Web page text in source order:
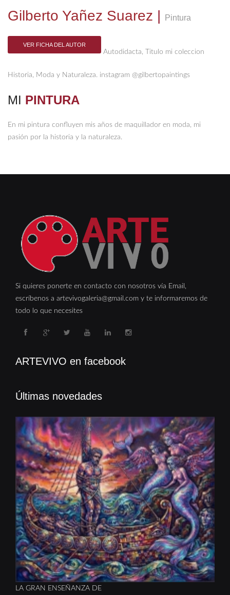
Gilberto Yañez Suarez | Pintura
VER FICHA DEL AUTOR
Autodidacta, Titulo mi coleccion
Historia, Moda y Naturaleza. instagram @gilbertopaintings
MI PINTURA
En mi pintura confluyen mis años de maquillador en moda, mi
pasión por la historia y la naturaleza.
Si quieres ponerte en contacto con nosotros vía Email,
escríbenos a artevivogaleria@gmail.com y te informaremos de
todo lo que necesites
ARTEVIVO en facebook
Últimas novedades
LA GRAN ENSEÑANZA DE